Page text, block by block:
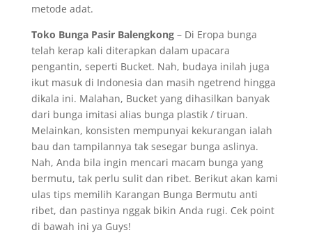
metode adat.
Toko Bunga Pasir Balengkong– Di Eropa bunga
telah kerap kali diterapkan dalam upacara
pengantin, seperti Bucket. Nah, budaya inilah juga
ikut masuk di Indonesia dan masih ngetrend hingga
dikala ini. Malahan, Bucket yang dihasilkan banyak
dari bunga imitasi alias bunga plastik / tiruan.
Melainkan, konsisten mempunyai kekurangan ialah
bau dan tampilannya tak sesegar bunga aslinya.
Nah, Anda bila ingin mencari macam bunga yang
bermutu, tak perlu sulit dan ribet. Berikut akan kami
ulas tips memilih Karangan Bunga Bermutu anti
ribet, dan pastinya nggak bikin Anda rugi. Cek point
di bawah ini ya Guys!